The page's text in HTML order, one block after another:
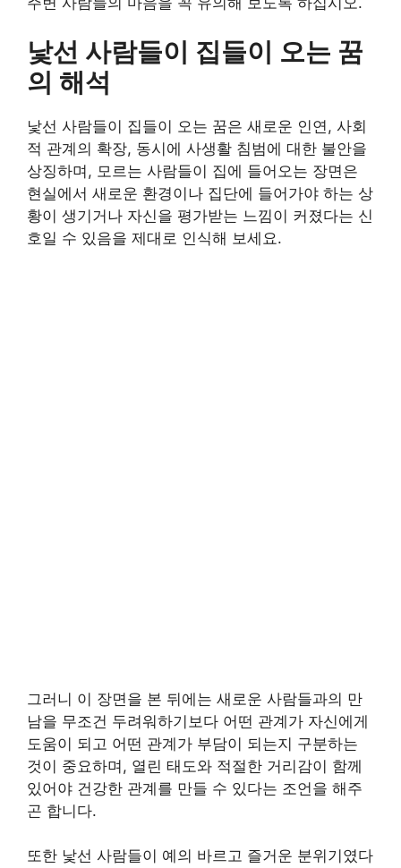
낯선 사람들이 집들이 오는 꿈
의 해석
낯선 사람들이 집들이 오는 꿈은 새로운 인연, 사회
적 관계의 확장, 동시에 사생활 침범에 대한 불안을
상징하며, 모르는 사람들이 집에 들어오는 장면은
현실에서 새로운 환경이나 집단에 들어가야 하는 상
황이 생기거나 자신을 평가받는 느낌이 커졌다는 신
호일 수 있음을 제대로 인식해 보세요.
그러니 이 장면을 본 뒤에는 새로운 사람들과의 만
남을 무조건 두려워하기보다 어떤 관계가 자신에게
도움이 되고 어떤 관계가 부담이 되는지 구분하는
것이 중요하며, 열린 태도와 적절한 거리감이 함께
있어야 건강한 관계를 만들 수 있다는 조언을 해주
곤 합니다.
또한 낯선 사람들이 예의 바르고 즐거운 분위기였다